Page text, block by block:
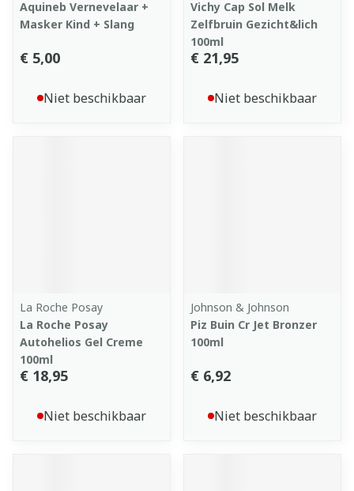
Aquineb Vernevelaar +
Masker Kind + Slang
€ 5,00
Niet beschikbaar
Vichy Cap Sol Melk
Zelfbruin Gezicht&lich
100ml
€ 21,95
Niet beschikbaar
La Roche Posay
La Roche Posay
Autohelios Gel Creme
100ml
€ 18,95
Niet beschikbaar
Johnson & Johnson
Piz Buin Cr Jet Bronzer
100ml
€ 6,92
Niet beschikbaar